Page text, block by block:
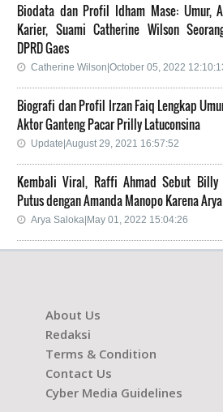
Biodata dan Profil Idham Mase: Umur,
Karier, Suami Catherine Wilson
DPRD Gaes
Catherine Wilson|October 05, 2022
Biografi dan Profil Irzan Faiq Lengkap
Aktor Ganteng Pacar Prilly Latuconsina
Update|August 29, 2021 16:57:52
Kembali Viral, Raffi Ahmad Sebut Billy
Putus dengan Amanda Manopo Karena
Arya Saloka|May 01, 2022 15:04:26
About Us
Redaksi
Terms & Condition
Contact Us
Cyber Media Guidelines